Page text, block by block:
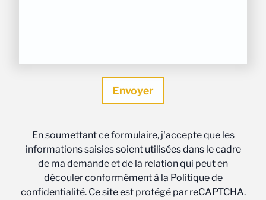
En soumettant ce formulaire, j'accepte que les
informations saisies soient utilisées dans le cadre
de ma demande et de la relation qui peut en
découler conformément à la Politique de
confidentialité. Ce site est protégé par reCAPTCHA.